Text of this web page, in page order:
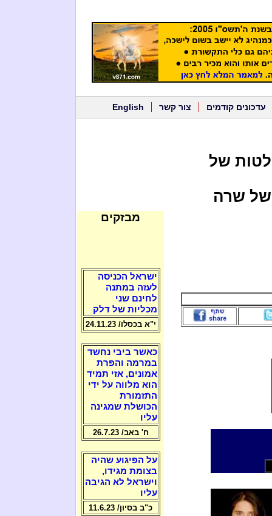
עדכונים קודמים צור קשר English
של
של שרה
מבזקים
ישראל הכניסה
לעזה במתנה
לחינם שני
מכליות של דלק
י"א בכסלו/ 24.11.23
כאשר ביבי נחשד
במרמה והפרת
אמונים, אזי תמיד
הוא מלווה על ידי
התזמורת
הכושלת שמגינה
עליו
ח' באב/ 26.7.23
על הפיגוע שהיה
בצומת מגידו,
וישראל לא הגיבה
עליו
כ"ב בסיון/ 11.6.23